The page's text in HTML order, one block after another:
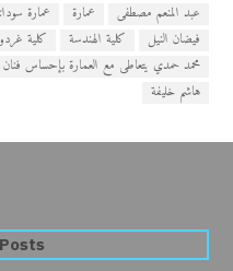
عبد المنعم مصطفى
عمارة عمارة
فيضان النيل
كلية الهندسة كلية
محمد حمدي يتعاطى مع العمارة بإحساس فنان
هاشم خليفة